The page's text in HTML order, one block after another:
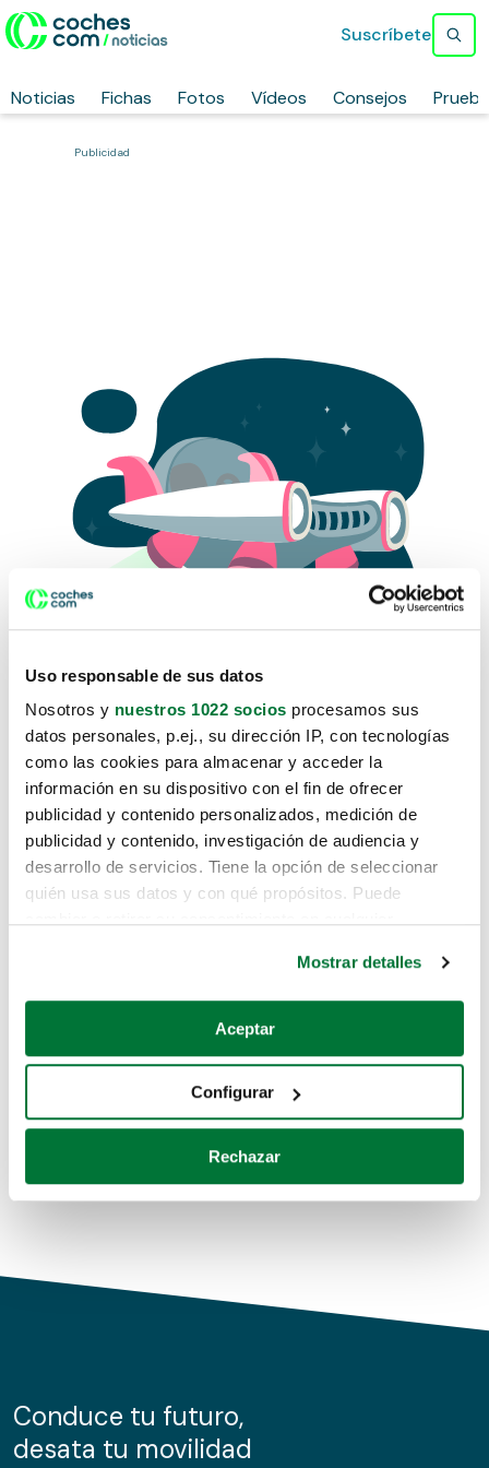
Uso responsable de sus datos
Nosotros y nuestros 1022 socios procesamos sus
datos personales, p.ej., su dirección IP, con tecnologías
como las cookies para almacenar y acceder la
información en su dispositivo con el fin de ofrecer
publicidad y contenido personalizados, medición de
publicidad y contenido, investigación de audiencia y
desarrollo de servicios. Tiene la opción de seleccionar
quién usa sus datos y con qué propósitos. Puede
Si lo permite, también quisiéramos:
Recopilar información sobre su ubicación geográfica
Identificar su dispositivo analizándolo activamente
para buscar características específicas (huellas
Obtenga más información sobre cómo se procesan sus
de cookies.
información sobre el uso que haga del sitio web con
nuestros partners de redes sociales, publicidad y análisis
Mostrar detalles
Aceptar
Configurar
Rechazar
Noticias Fichas Fotos Vídeos Consejos
Suscríbete
Publicidad
Lo sentimos, no sabemos como
te hemos traido hasta aquí.
Pero puedes encontrar el coche que estás
buscando en alguno de estos enlaces:
Coches de segunda mano
Coches de km0
Conduce tu futuro,
desata tu movilidad